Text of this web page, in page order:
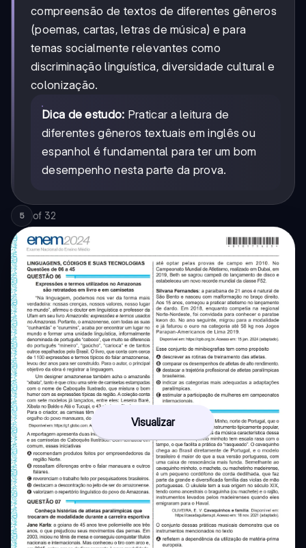
compreensão de textos de diferentes gêneros
(poemas, cartas, letras de música) e para
temas socialmente relevantes como
discriminação linguística, diversidade cultural e
colonização.
Dica de estudo: Praticar a leitura de
diferentes gêneros textuais em inglês ou
espanhol é fundamental para ter um bom
desempenho nesta parte da prova.
5 of 32
Visualizar